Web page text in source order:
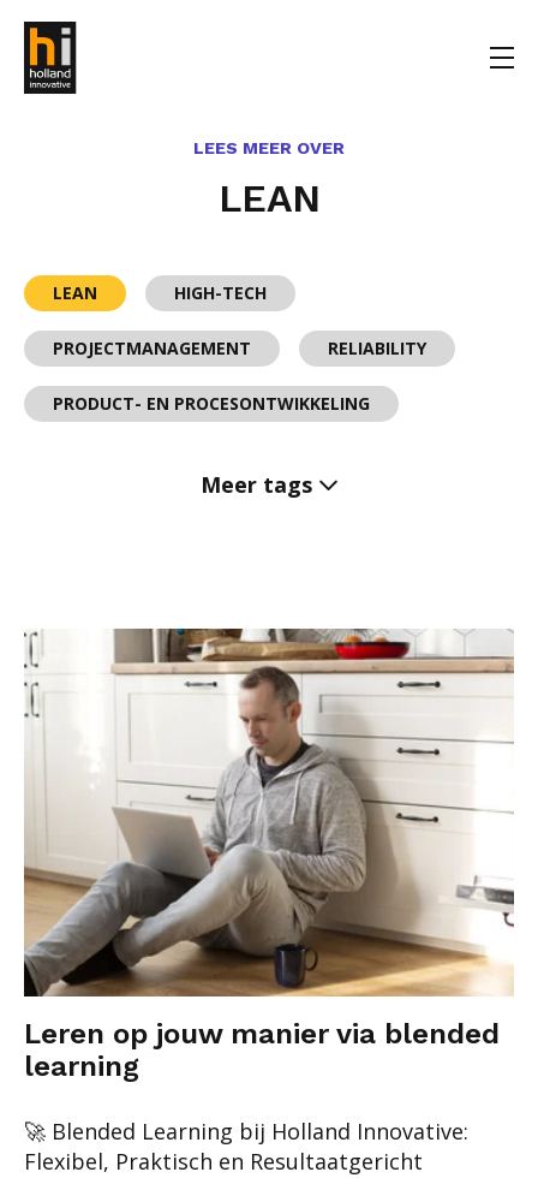
LEES MEER OVER
LEAN
LEAN HIGH-TECH
PROJECTMANAGEMENT RELIABILITY
PRODUCT- EN PROCESONTWIKKELING
Meer tags
Leren op jouw manier via blended
learning
🚀 Blended Learning bij Holland Innovative:
Flexibel, Praktisch en Resultaatgericht